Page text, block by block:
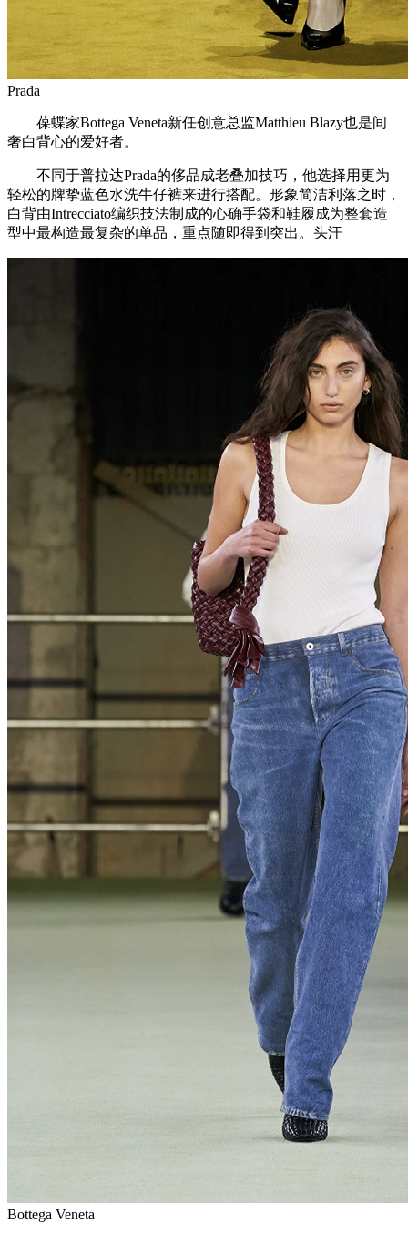
Prada
葆蝶家Bottega Veneta新任创意总监Matthieu Blazy也是间
奢白背心的爱好者。
不同于普拉达Prada的侈品成老叠加技巧，他选择用更为
轻松的牌挚蓝色水洗牛仔裤来进行搭配。形象简洁利落之时，
白背由Intrecciato编织技法制成的心确手袋和鞋履成为整套造
型中最构造最复杂的单品，重点随即得到突出。头汗
Bottega Veneta